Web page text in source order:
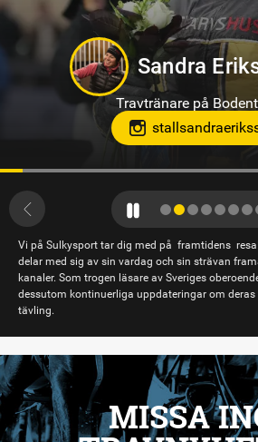
Sandra
Travtränare på
Vi på Sulkysport tar dig med på framtidens
delar med sig av sin vardag och sin strävan
kanaler. Som trogen läsare av Sveriges
dessutom kontinuerliga uppdateringar om deras
tävling.
MISSA